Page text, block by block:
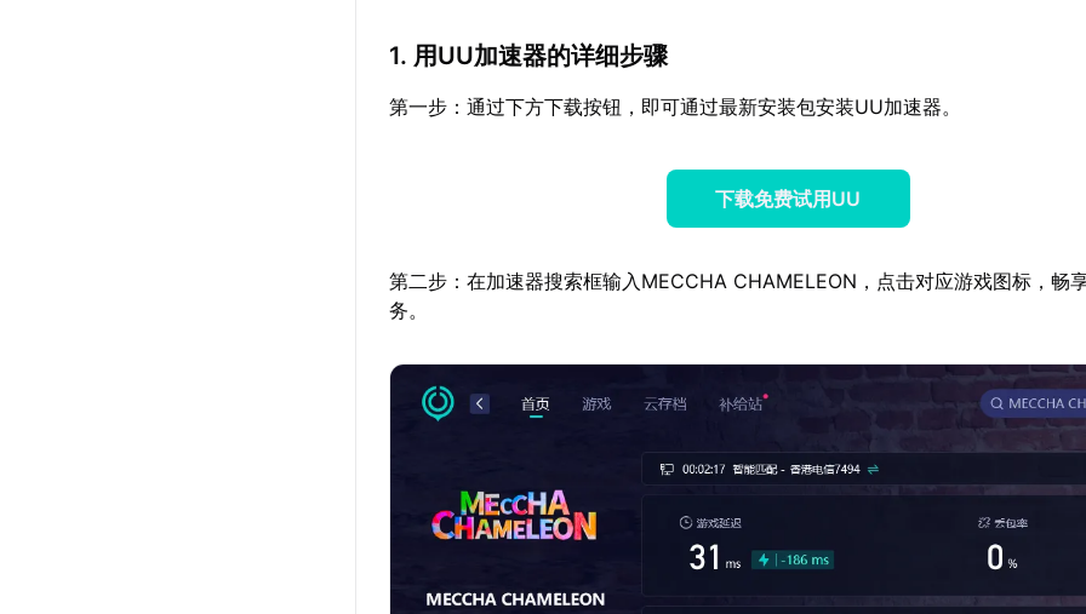
1. 用UU加速器的详细步骤
第一步：通过下方下载按钮，即可通过最新安装包安装UU加速器。
下载免费试用UU
第二步：在加速器搜索框输入MECCHA CHAMELEON，点击对应游戏图标，畅
务。